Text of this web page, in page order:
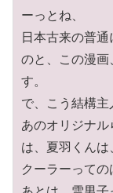
ーっとね、
日本古来の普
のと、この漫
す。
で、こう結構
あのオリジナ
は、夏羽くん
クーラーっての